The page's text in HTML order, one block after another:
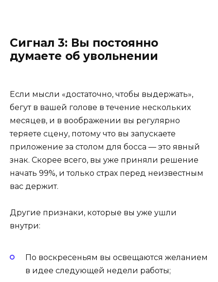
Сигнал 3: Вы постоянно
думаете об увольнении
Если мысли «достаточно, чтобы выдержать»,
бегут в вашей голове в течение нескольких
месяцев, и в воображении вы регулярно
теряете сцену, потому что вы запускаете
приложение за столом для босса — это явный
знак. Скорее всего, вы уже приняли решение
начать 99%, и только страх перед неизвестным
вас держит.
Другие признаки, которые вы уже ушли
внутри:
По воскресеньям вы освещаются желанием
в идее следующей недели работы;